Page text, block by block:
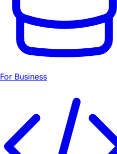
For Business